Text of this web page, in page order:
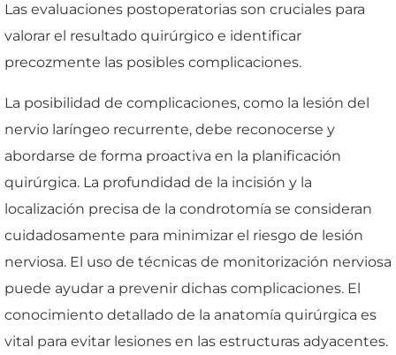
Las evaluaciones postoperatorias son cruciales para
valorar el resultado quirúrgico e identificar
precozmente las posibles complicaciones.
La posibilidad de complicaciones, como la lesión del
nervio laríngeo recurrente, debe reconocerse y
abordarse de forma proactiva en la planificación
quirúrgica. La profundidad de la incisión y la
localización precisa de la condrotomía se consideran
cuidadosamente para minimizar el riesgo de lesión
nerviosa. El uso de técnicas de monitorización nerviosa
puede ayudar a prevenir dichas complicaciones. El
conocimiento detallado de la anatomía quirúrgica es
vital para evitar lesiones en las estructuras adyacentes.